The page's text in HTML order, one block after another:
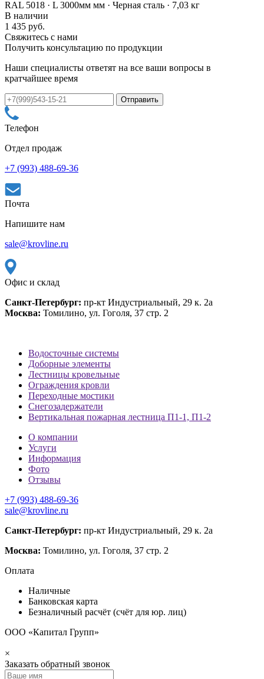
RAL 5018 · L 3000мм мм · Черная сталь · 7,03 кг
В наличии
1 435 руб.
Свяжитесь с нами
Получить консультацию по продукции
Наши специалисты ответят на все ваши вопросы в
кратчайшее время
Телефон
Отдел продаж
+7 (993) 488-69-36
Почта
Напишите нам
sale@krovline.ru
Офис и склад
Санкт-Петербург: пр-кт Индустриальный, 29 к. 2а
Москва: Томилино, ул. Гоголя, 37 стр. 2
Водосточные системы
Доборные элементы
Лестницы кровельные
Ограждения кровли
Переходные мостики
Снегозадержатели
Вертикальная пожарная лестница П1-1, П1-2
О компании
Услуги
Информация
Фото
Отзывы
+7 (993) 488-69-36
sale@krovline.ru
Санкт-Петербург: пр-кт Индустриальный, 29 к. 2а
Москва: Томилино, ул. Гоголя, 37 стр. 2
Оплата
Наличные
Банковская карта
Безналичный расчёт (счёт для юр. лиц)
ООО «Капитал Групп»
×
Заказать обратный звонок